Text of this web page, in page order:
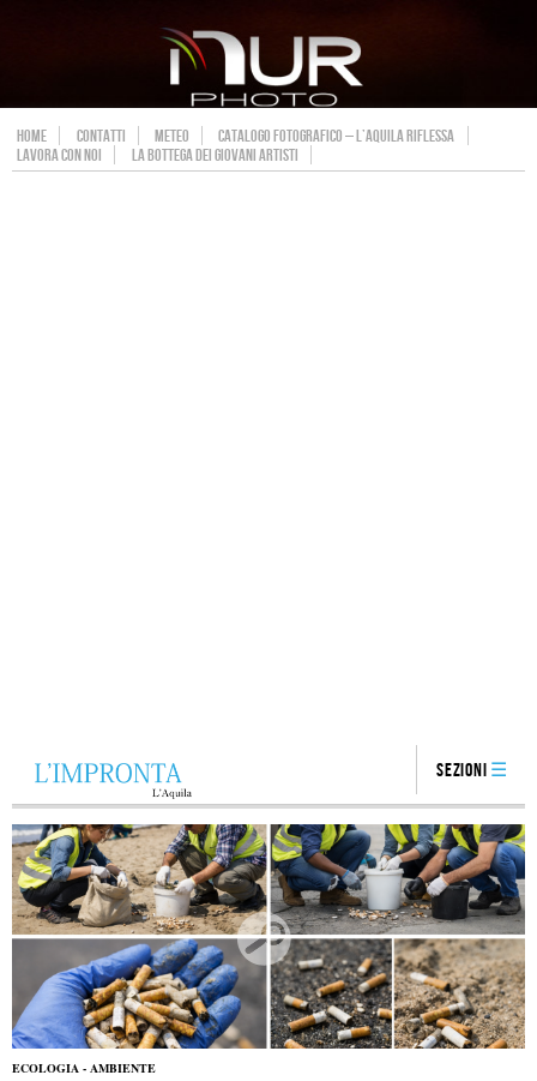
HOME CONTATTI METEO
CATALOGO FOTOGRAFICO – L’AQUILA RIFLESSA
LAVORA CON NOI
LA BOTTEGA DEI GIOVANI ARTISTI
Sezioni
ECOLOGIA - AMBIENTE